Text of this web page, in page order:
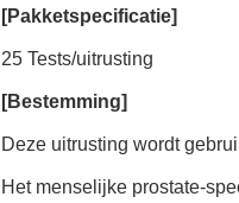
[Pakketspecificatie]
25 Tests/uitrusting
[Bestemming]
Deze uitrusting wordt
Het menselijke prostate-